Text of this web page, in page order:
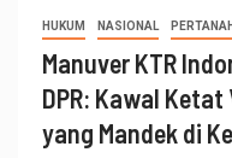
HUKUM NASIONAL
Manuver KTR
DPR: Kawal
yang Mandek di